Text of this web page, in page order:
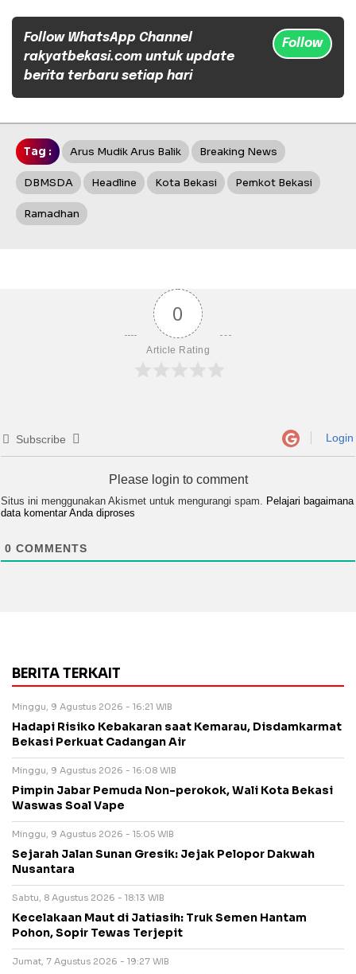
Follow WhatsApp Channel
rakyatbekasi.com untuk update
berita terbaru setiap hari
Follow
Tag : Arus Mudik Arus Balik Breaking News
DBMSDA Headline Kota Bekasi Pemkot Bekasi
Ramadhan
0
Article Rating
Subscribe Login
Please login to comment
Situs ini menggunakan Akismet untuk mengurangi spam. Pelajari bagaimana
data komentar Anda diproses
0 COMMENTS
BERITA TERKAIT
Minggu, 9 Agustus 2026 - 16:21 WIB
Hadapi Risiko Kebakaran saat Kemarau, Disdamkarmat
Bekasi Perkuat Cadangan Air
Minggu, 9 Agustus 2026 - 16:08 WIB
Pimpin Jabar Pemuda Non-perokok, Wali Kota Bekasi
Waswas Soal Vape
Minggu, 9 Agustus 2026 - 15:05 WIB
Sejarah Jalan Sunan Gresik: Jejak Pelopor Dakwah
Nusantara
Sabtu, 8 Agustus 2026 - 18:13 WIB
Kecelakaan Maut di Jatiasih: Truk Semen Hantam
Pohon, Sopir Tewas Terjepit
Jumat, 7 Agustus 2026 - 19:27 WIB